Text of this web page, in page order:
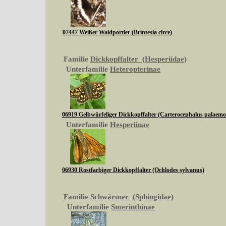
07447 Weißer Waldportier (Brintesia circe)
Familie Dickkopffalter (Hesperiidae)
Unterfamilie Heteropterinae
06919 Gelbwürfeliger Dickkopffalter (Carterocephalus
Unterfamilie Hesperiinae
06930 Rostfarbiger Dickkopffalter (Ochlodes sylvanus)
Familie Schwärmer (Sphingidae)
Unterfamilie Smerinthinae